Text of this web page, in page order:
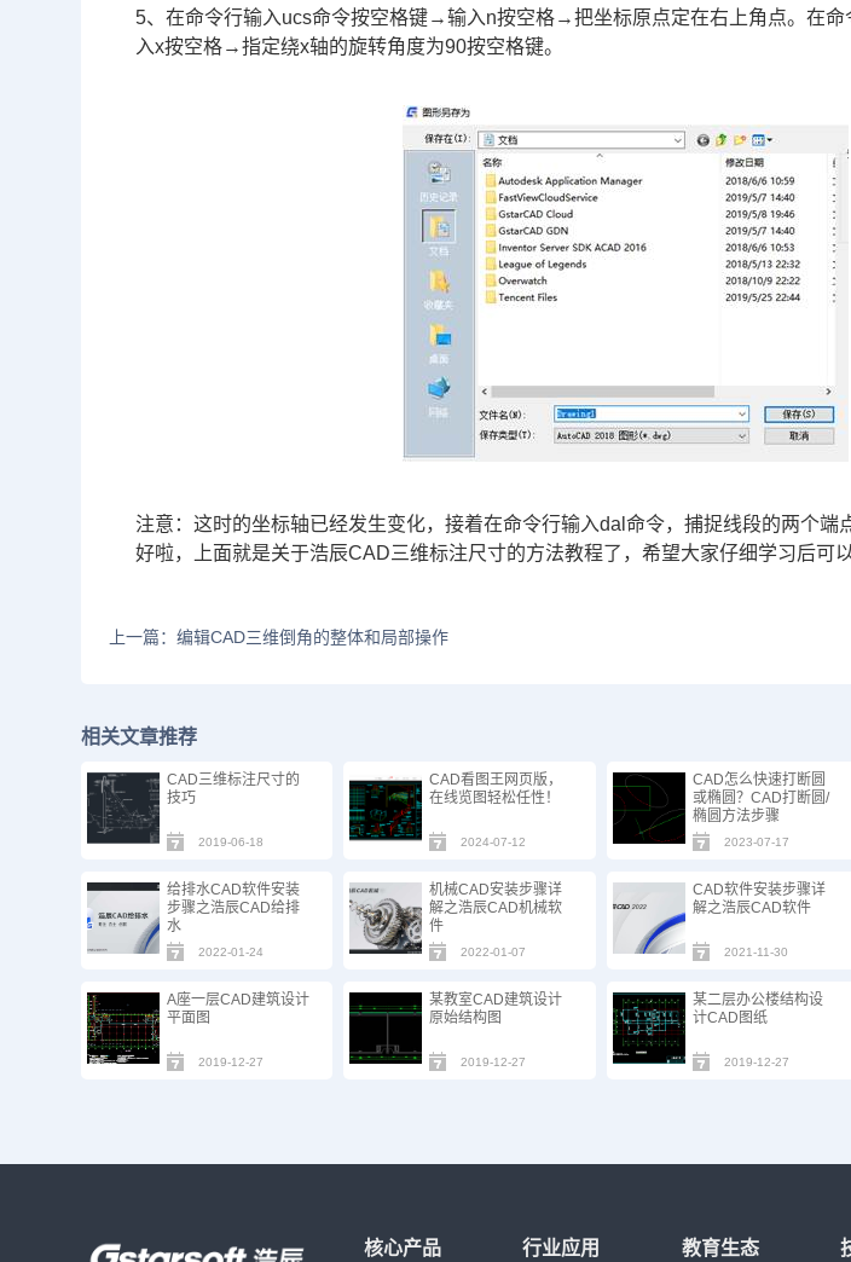
5、在命令行输入ucs命令按空格键→输入n按空格→把坐标原点定在右上角点。在
入x按空格→指定绕x轴的旋转角度为90按空格键。
注意：这时的坐标轴已经发生变化，接着在命令行输入dal命令，捕捉线段的两个端
好啦，上面就是关于浩辰CAD三维标注尺寸的方法教程了，希望大家仔细学习后可以
上一篇：编辑CAD三维倒角的整体和局部操作
相关文章推荐
CAD三维标注尺寸的
技巧
2019-06-18
CAD看图王网页版，
在线览图轻松任性！
2024-07-12
CAD怎么快速打断圆
或椭圆？CAD打断圆/
椭圆方法步骤
2023-07-17
给排水CAD软件安装
步骤之浩辰CAD给排
水
2022-01-24
机械CAD安装步骤详
解之浩辰CAD机械软
件
2022-01-07
CAD软件安装步骤详
解之浩辰CAD软件
2021-11-30
A座一层CAD建筑设计
平面图
2019-12-27
某教室CAD建筑设计
原始结构图
2019-12-27
某二层办公楼结构设
计CAD图纸
2019-12-27
核心产品 行业应用 教育生态